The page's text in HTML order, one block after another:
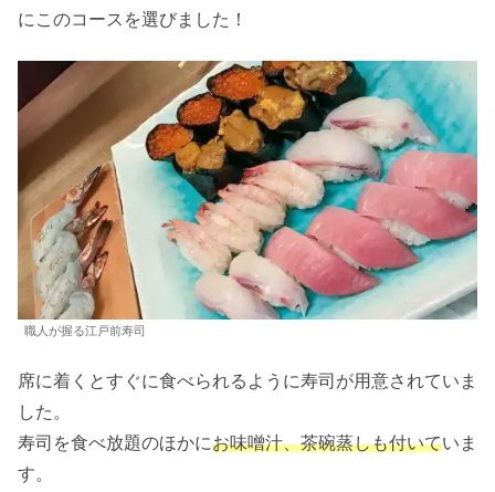
にこのコースを選びました！
職人が握る江戸前寿司
席に着くとすぐに食べられるように寿司が用意されていま
した。
寿司を食べ放題のほかにお味噌汁、茶碗蒸しも付いていま
す。